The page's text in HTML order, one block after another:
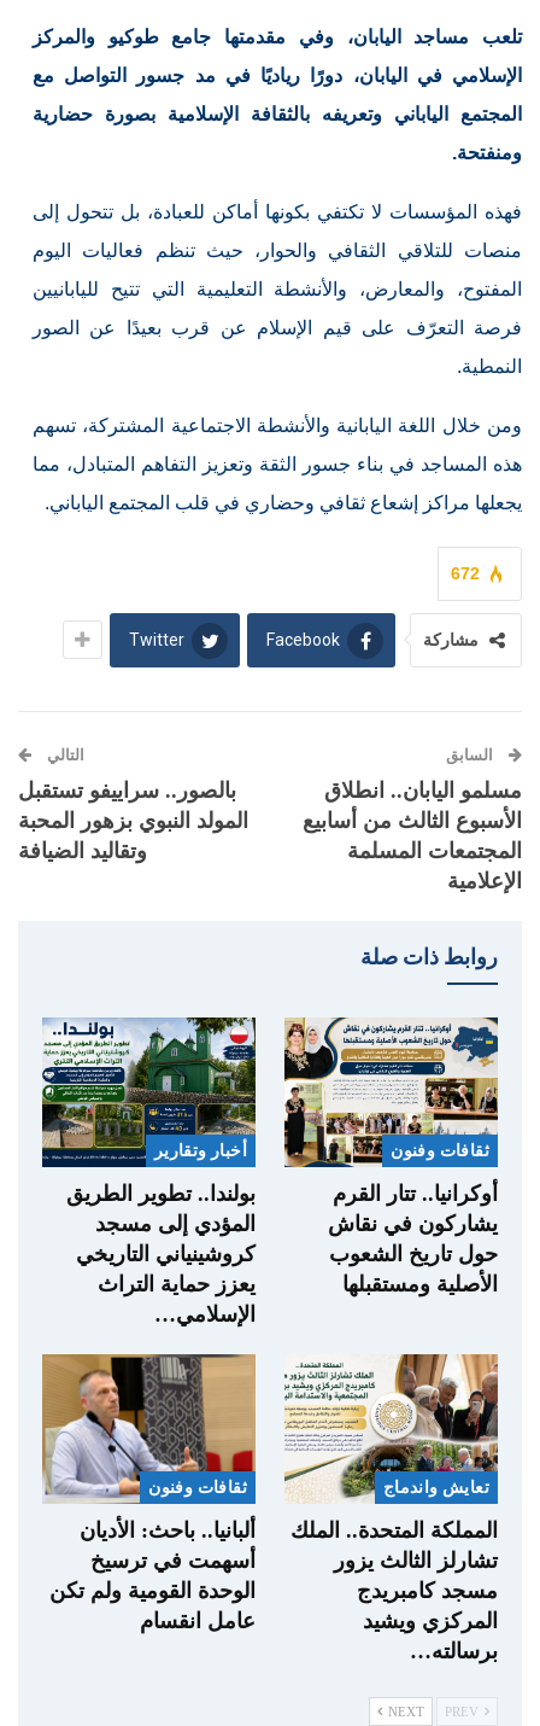
تلعب مساجد اليابان، وفي مقدمتها جامع طوكيو والمركز
الإسلامي في اليابان، دورًا رياديًا في مد جسور التواصل مع
المجتمع الياباني وتعريفه بالثقافة الإسلامية بصورة حضارية
ومنفتحة.
فهذه المؤسسات لا تكتفي بكونها أماكن للعبادة، بل تتحول إلى
منصات للتلاقي الثقافي والحوار، حيث تنظم فعاليات اليوم
المفتوح، والمعارض، والأنشطة التعليمية التي تتيح لليابانيين
فرصة التعرّف على قيم الإسلام عن قرب بعيدًا عن الصور
النمطية.
ومن خلال اللغة اليابانية والأنشطة الاجتماعية المشتركة، تسهم
هذه المساجد في بناء جسور الثقة وتعزيز التفاهم المتبادل، مما
يجعلها مراكز إشعاع ثقافي وحضاري في قلب المجتمع الياباني.
672
مشاركة Facebook
Twitter
السابق
مسلمو اليابان.. انطلاق
الأسبوع الثالث من أسابيع
المجتمعات المسلمة
الإعلامية
التالي
بالصور.. سراييفو تستقبل
المولد النبوي بزهور المحبة
وتقاليد الضيافة
روابط ذات صلة
ثقافات وفنون
أوكرانيا.. تتار القرم
يشاركون في نقاش
حول تاريخ الشعوب
الأصلية ومستقبلها
أخبار وتقارير
بولندا.. تطوير الطريق
المؤدي إلى مسجد
كروشينياني التاريخي
يعزز حماية التراث
الإسلامي…
تعايش واندماج
المملكة المتحدة.. الملك
تشارلز الثالث يزور
مسجد كامبريدج
المركزي ويشيد
برسالته…
ثقافات وفنون
ألبانيا.. باحث: الأديان
أسهمت في ترسيخ
الوحدة القومية ولم تكن
عامل انقسام
NEXT